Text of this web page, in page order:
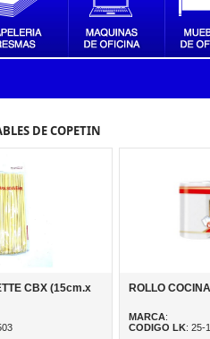
DE COPETIN
CBX (15cm.x
ROLLO
MARCA:
CODIGO LK: 25-